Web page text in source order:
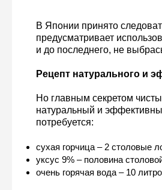
В Японии принято
предусматривает
и до последнего, не
Рецепт натурального и
Но главным секретом
натуральный и
потребуется:
сухая горчица – 2 столовые
уксус 9% – половина
очень горячая вода – 10